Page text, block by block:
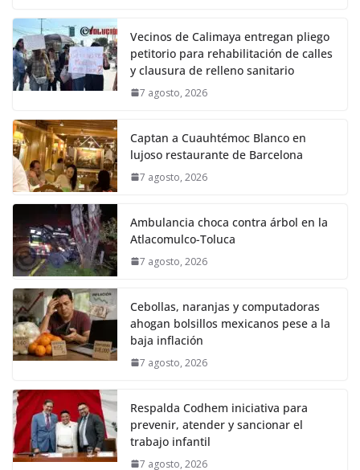
Vecinos de Calimaya entregan pliego
petitorio para rehabilitación de calles
y clausura de relleno sanitario
7 agosto, 2026
Captan a Cuauhtémoc Blanco en
lujoso restaurante de Barcelona
7 agosto, 2026
Ambulancia choca contra árbol en la
Atlacomulco-Toluca
7 agosto, 2026
Cebollas, naranjas y computadoras
ahogan bolsillos mexicanos pese a la
baja inflación
7 agosto, 2026
Respalda Codhem iniciativa para
prevenir, atender y sancionar el
trabajo infantil
7 agosto, 2026